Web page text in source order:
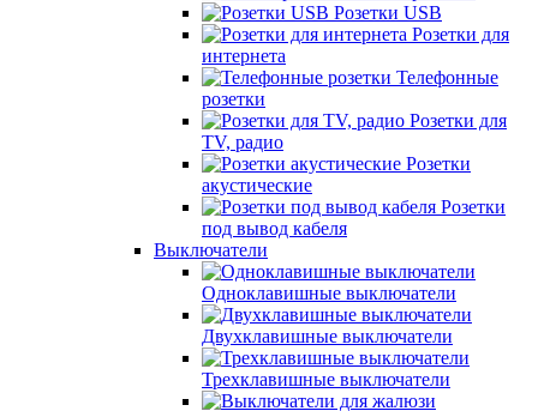
Розетки USB
Розетки для
интернета
Телефонные
розетки
Розетки для
TV, радио
Розетки
акустические
Розетки
под вывод кабеля
Выключатели
Одноклавишные выключатели
Двухклавишные выключатели
Трехклавишные выключатели